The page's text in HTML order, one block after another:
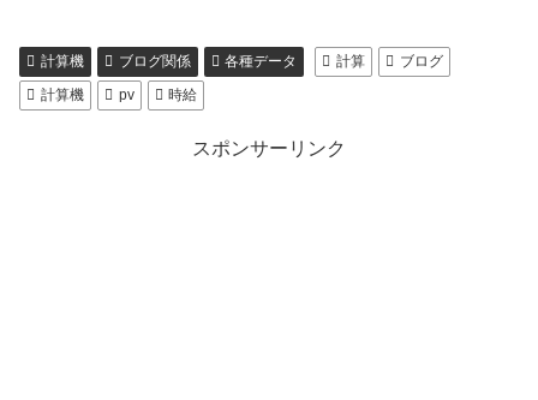
計算機 ブログ関係 各種データ 計算
ブログ
計算機
pv 時給
スポンサーリンク